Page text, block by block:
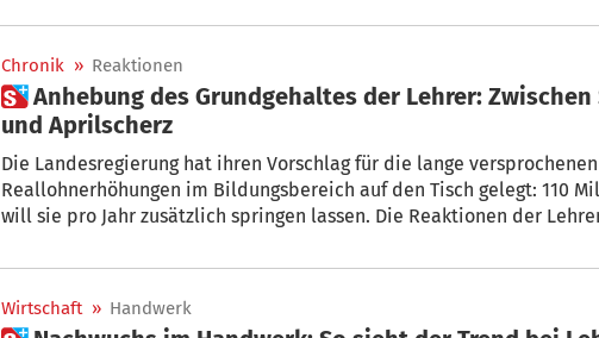
Chronik » Reaktionen
 Anhebung des Grundgehaltes der Lehrer: Zwischen Startschuss
und Aprilscherz
Die Landesregierung hat ihren Vorschlag für die lange versprochenen
Reallohnerhöhungen im Bildungsbereich auf den Tisch gelegt: 110 Millionen Euro
will sie pro Jahr zusätzlich springen lassen. Die Reaktionen der
Wirtschaft » Handwerk